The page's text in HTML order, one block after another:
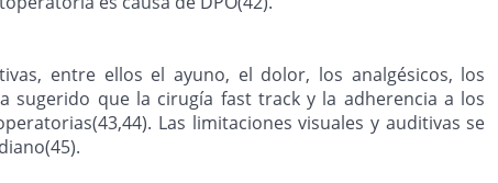
entre ellos el ayuno, el dolor, los analgésicos, los
que la cirugía fast track y la adherencia a los
Las limitaciones visuales y auditivas se